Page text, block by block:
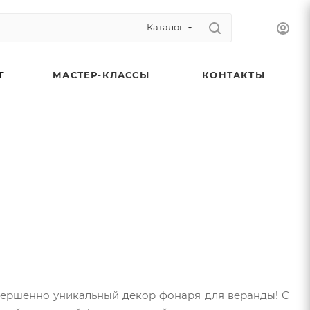
Каталог
МАСТЕР-КЛАССЫ КОНТАКТЫ
уникальный декор фонаря для веранды! С